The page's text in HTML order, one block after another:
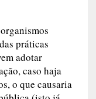
práticas
adotar
caso haja
o que causaria